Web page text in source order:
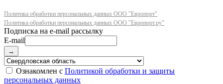
Политика обработки персональных данных ООО "Европорт"
Политика обработки персональных данных ООО "Европорт.ру"
E-mail
→
Ознакомлен с Политикой обработки и защиты
персональных данных